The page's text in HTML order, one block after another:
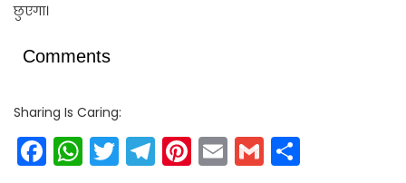
छुएगा।
Comments
Sharing Is Caring:
Facebook
WhatsApp
Twitter
Telegram
Pinterest
EmailGmail